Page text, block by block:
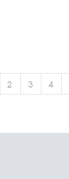
2 3 4